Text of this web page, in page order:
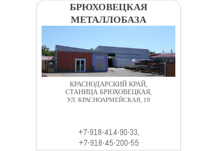
БРЮХОВЕЦКАЯ
МЕТАЛЛОБАЗА
КРАСНОДАРСКИЙ КРАЙ,
СТАНИЦА БРЮХОВЕЦКАЯ,
УЛ. КРАСНОАРМЕЙСКАЯ, 19
+7-918-414-90-33,
+7-918-45-200-55